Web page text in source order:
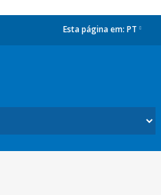
Esta página em: PT